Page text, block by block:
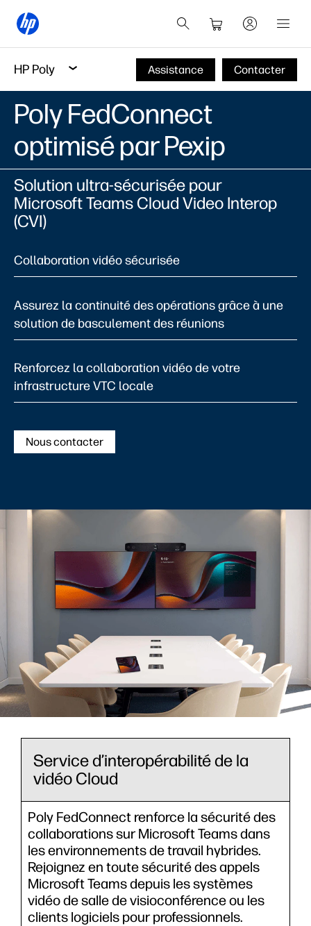
HP Poly Assistance Contacter
Poly FedConnect
optimisé par Pexip
Solution ultra-sécurisée pour
Microsoft Teams Cloud Video Interop
(CVI)
Collaboration vidéo sécurisée
Assurez la continuité des opérations grâce à une
solution de basculement des réunions
Renforcez la collaboration vidéo de votre
infrastructure VTC locale
Nous contacter
Service d’interopérabilité de la
vidéo Cloud
Poly FedConnect renforce la sécurité des
collaborations sur Microsoft Teams dans
les environnements de travail hybrides.
Rejoignez en toute sécurité des appels
Microsoft Teams depuis les systèmes
vidéo de salle de visioconférence ou les
clients logiciels pour professionnels.